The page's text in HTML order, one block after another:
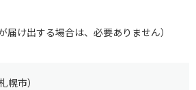
届け出する場合は、必要ありません）
札幌市）